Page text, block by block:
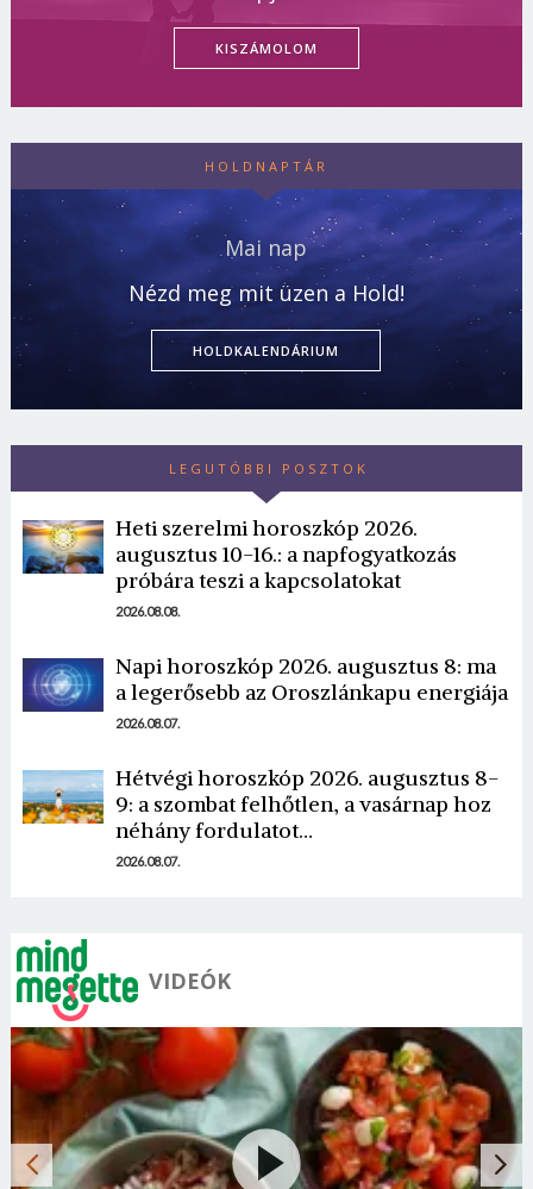
KISZÁMOLOM
HOLDNAPTÁR
Mai nap
Nézd meg mit üzen a Hold!
HOLDKALENDÁRIUM
LEGUTÓBBI POSZTOK
Heti szerelmi horoszkóp 2026.
augusztus 10-16.: a napfogyatkozás
próbára teszi a kapcsolatokat
2026.08.08.
Napi horoszkóp 2026. augusztus 8: ma
a legerősebb az Oroszlánkapu energiája
2026.08.07.
Hétvégi horoszkóp 2026. augusztus 8-
9: a szombat felhőtlen, a vasárnap hoz
néhány fordulatot…
2026.08.07.
VIDEÓK